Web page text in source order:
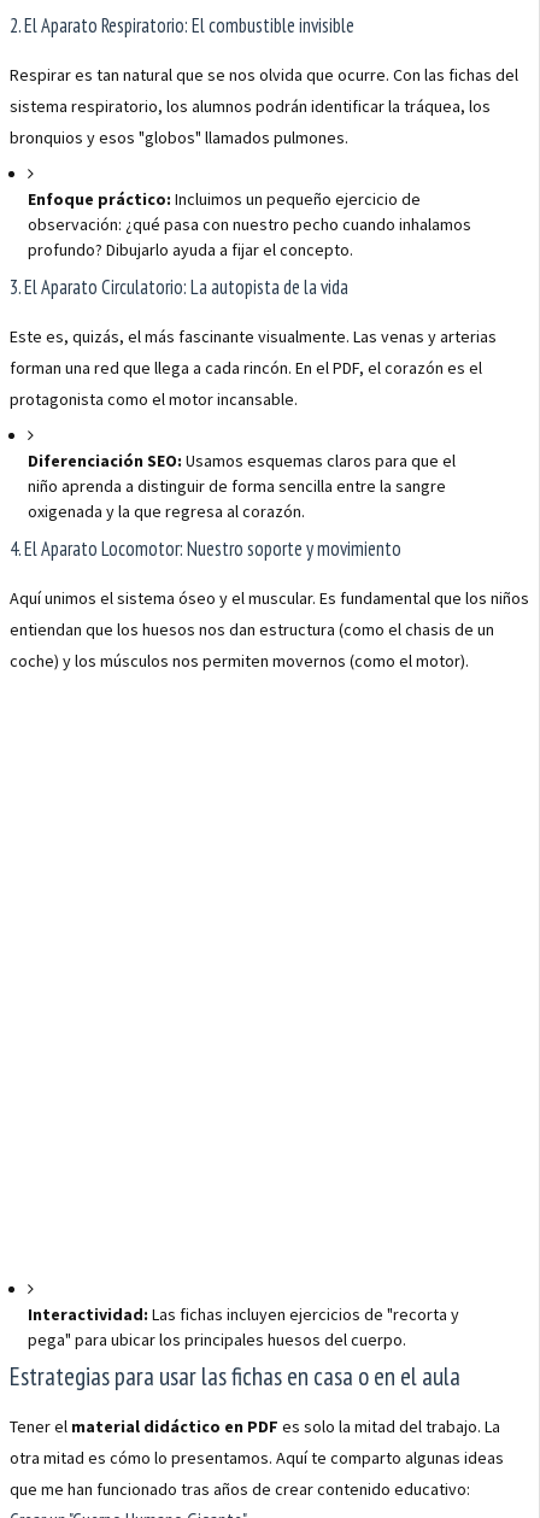
2. El Aparato Respiratorio: El combustible invisible
Respirar es tan natural que se nos olvida que ocurre. Con las fichas del
sistema respiratorio, los alumnos podrán identificar la tráquea, los
bronquios y esos "globos" llamados pulmones.
Enfoque práctico: Incluimos un pequeño ejercicio de
observación: ¿qué pasa con nuestro pecho cuando inhalamos
profundo? Dibujarlo ayuda a fijar el concepto.
3. El Aparato Circulatorio: La autopista de la vida
Este es, quizás, el más fascinante visualmente. Las venas y arterias
forman una red que llega a cada rincón. En el PDF, el corazón es el
protagonista como el motor incansable.
Diferenciación SEO: Usamos esquemas claros para que el
niño aprenda a distinguir de forma sencilla entre la sangre
oxigenada y la que regresa al corazón.
4. El Aparato Locomotor: Nuestro soporte y movimiento
Aquí unimos el sistema óseo y el muscular. Es fundamental que los niños
entiendan que los huesos nos dan estructura (como el chasis de un
coche) y los músculos nos permiten movernos (como el motor).
Interactividad: Las fichas incluyen ejercicios de "recorta y
pega" para ubicar los principales huesos del cuerpo.
Estrategias para usar las fichas en casa o en el aula
Tener el material didáctico en PDF es solo la mitad del trabajo. La
otra mitad es cómo lo presentamos. Aquí te comparto algunas ideas
que me han funcionado tras años de crear contenido educativo: